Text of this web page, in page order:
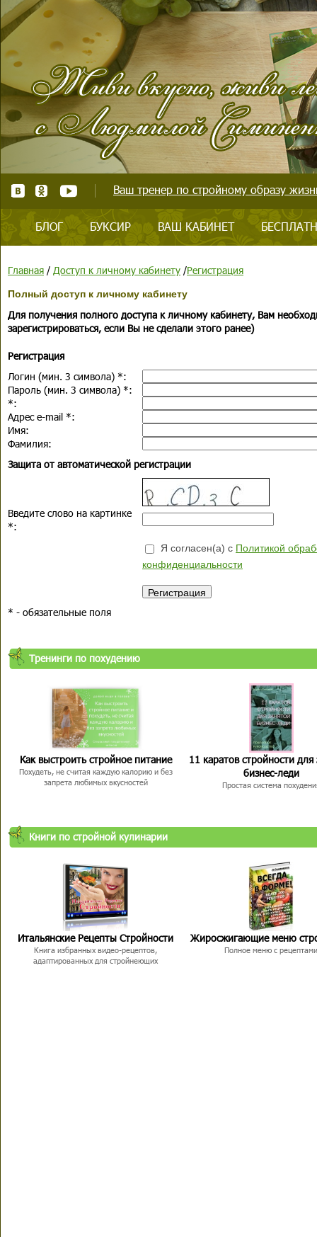
Ваш тренер по стройному образу
БЛОГ БУКСИР ВАШ КАБИНЕТ
Главная / Доступ к личному кабинету /Регистрация
Полный доступ к личному кабинету
Для получения полного доступа к личному кабинету, Вам
зарегистрироваться, если Вы не сделали этого ранее)
Регистрация
Логин (мин. 3 символа) *:
Пароль (мин. 3 символа) *:
*:
Адрес e-mail *:
Имя:
Фамилия:
Защита от автоматической регистрации
Введите слово на картинке
*:
Я согласен(а) с Политикой
конфиденциальности
* - обязательные поля
Тренинги по похудению
Как выстроить стройное питание
Похудеть, не считая каждую калорию и без
запрета любимых вкусностей
11 каратов стройности для
бизнес-леди
Простая система
Книги по стройной кулинарии
Итальянские Рецепты Стройности
Книга избранных видео-рецептов,
адаптированных для стройнеющих
Жиросжигающие меню
Полное меню с рецептами